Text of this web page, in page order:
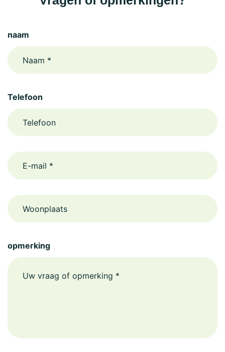
naam
Telefoon
email
Woonplaats
opmerking